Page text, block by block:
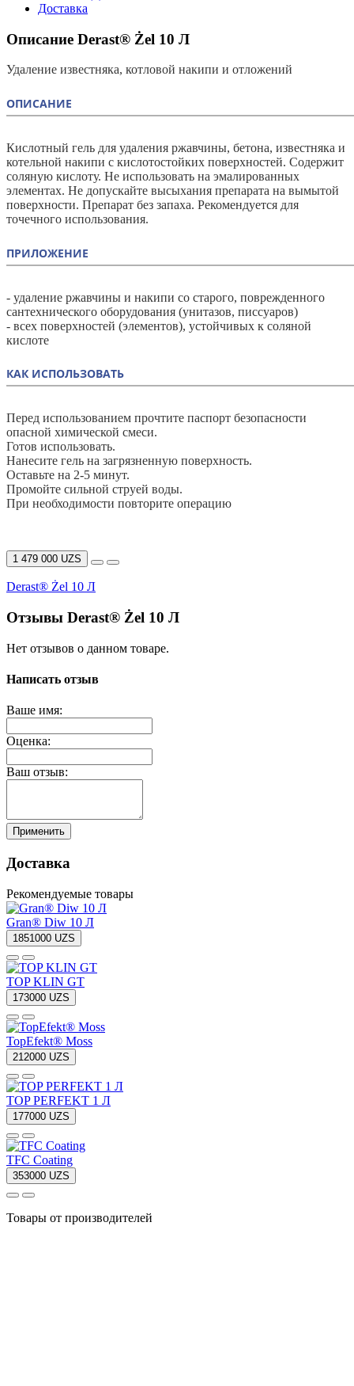
Доставка
Описание Derast® Żel 10 Л
Удаление известняка, котловой накипи и отложений
ОПИСАНИЕ
Кислотный гель для удаления ржавчины, бетона, известняка и
котельной накипи с кислотостойких поверхностей. Содержит
соляную кислоту. Не использовать на эмалированных
элементах. Не допускайте высыхания препарата на вымытой
поверхности. Препарат без запаха. Рекомендуется для
точечного использования.
ПРИЛОЖЕНИЕ
- удаление ржавчины и накипи со старого, поврежденного
сантехнического оборудования (унитазов, писсуаров)
- всех поверхностей (элементов), устойчивых к соляной
кислоте
КАК ИСПОЛЬЗОВАТЬ
Перед использованием прочтите паспорт безопасности
опасной химической смеси.
Готов использовать.
Нанесите гель на загрязненную поверхность.
Оставьте на 2-5 минут.
Промойте сильной струей воды.
При необходимости повторите операцию
1 479 000 UZS
Derast® Żel 10 Л
Отзывы Derast® Żel 10 Л
Нет отзывов о данном товаре.
Написать отзыв
Ваше имя:
Оценка:
Ваш отзыв:
Применить
Доставка
Рекомендуемые товары
Gran® Diw 10 Л
1851000 UZS
TOP KLIN GT
173000 UZS
TopEfekt® Moss
212000 UZS
TOP PERFEKT 1 Л
177000 UZS
TFC Coating
353000 UZS
Товары от производителей